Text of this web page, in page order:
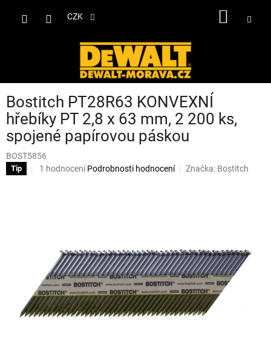
CZK
Bostitch PT28R63 KONVEXNÍ
hřebíky PT 2,8 x 63 mm, 2 200 ks,
spojené papírovou páskou
BOST5856
Tip
Průměrné
hvězdiček.
1 hodnocení Podrobnosti hodnocení Značka: Bostitch